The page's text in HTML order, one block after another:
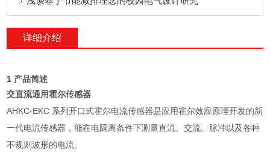
详细介绍
1 产品简述
交直流通用霍尔传感器
AHKC-EKC 系列开口式霍尔电流传感器是应用霍尔效应原理开发的新
一代电流传感器，能在电隔离条件下测量直流、交流、脉冲以及各种
不规则波形的电流。